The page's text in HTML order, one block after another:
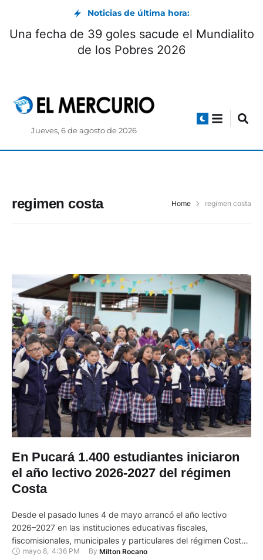
Noticias de última hora:
Una fecha de 39 goles sacude el Mundialito
de los Pobres 2026
Jueves, 6 de agosto de 2026
regimen costa Home regimen costa
En Pucará 1.400 estudiantes iniciaron
el año lectivo 2026-2027 del régimen
Costa
Desde el pasado lunes 4 de mayo arrancó el año lectivo
2026–2027 en las instituciones educativas fiscales,
fiscomisionales, municipales y particulares del régimen Costa–
Galápagos. En la provincia del Azuay, el cantón Pucará
mayo 8, 4:36 PM By Milton Rocano